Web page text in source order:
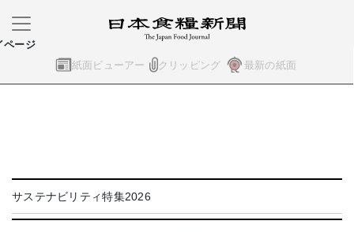
紙面ビューアー クリッピング 最新の紙面
ページ
サステナビリティ特集2026